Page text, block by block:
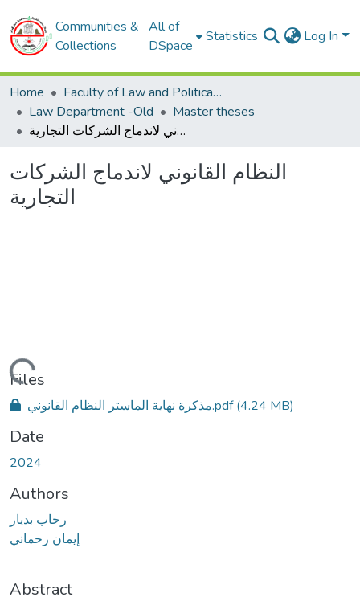
Communities &
Collections
All of
DSpace
Statistics Log In
Home
Faculty of Law and Political Sciences
Law Department -Old
Master theses
النظام القانوني لاندماج الشركات التجارية
النظام القانوني لاندماج الشركات
التجارية
Files
مذكرة نهاية الماستر النظام القانوني.pdf(4.24 MB)
Date
2024
Authors
رحاب بديار
إيمان رحماني
Abstract